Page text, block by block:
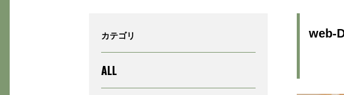
カテゴリ
ALL
web-